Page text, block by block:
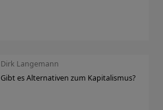
Dirk Langemann
Gibt es Alternativen zum Kapitalismus?